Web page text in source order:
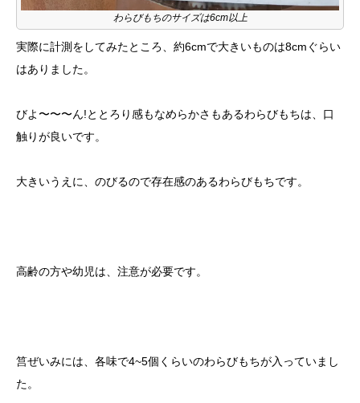
わらびもちのサイズは6cm以上
実際に計測をしてみたところ、約6cmで大きいものは8cmぐらい
はありました。
びよ〜〜〜ん!ととろり感もなめらかさもあるわらびもちは、口
触りが良いです。
大きいうえに、のびるので存在感のあるわらびもちです。
高齢の方や幼児は、注意が必要です。
筥ぜいみには、各味で4~5個くらいのわらびもちが入っていまし
た。